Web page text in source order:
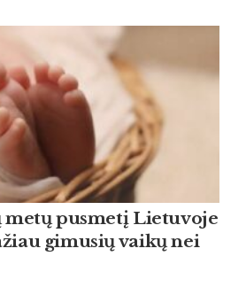
metų pusmetį Lietuvoje
gimusių vaikų nei